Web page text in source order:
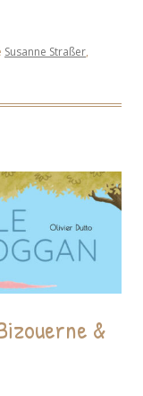
Susanne Straßer,
&